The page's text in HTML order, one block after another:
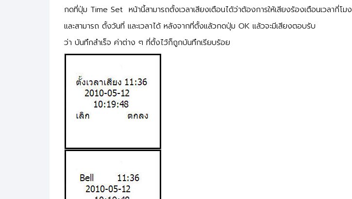
กดที่ปุ่ม Time Set หน้านี้สามารถตั้งเวลาเสียงเตือนได้ว่าต้องการให้เสียงร้องเตือนเวลากี่โมง
และสามารถ ตั้งวันที่ และเวลาได้ หลังจากที่ตั้งแล้วกดปุ่ม OK แล้วจะมีเสียงตอบรับ
ว่า บันทึกสำเร็จ ค่าต่าง ๆ ที่ตั้งไว้ก็ถูกบันทึกเรียบร้อย